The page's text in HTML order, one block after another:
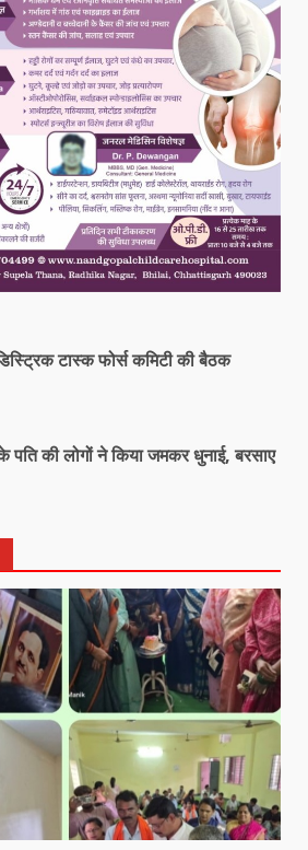
टास्क फोर्स कमिटी की बैठक
के पति की लोगों ने किया जमकर धुनाई, बरसाए